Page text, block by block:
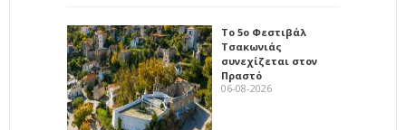
Το 5ο Φεστιβάλ
Τσακωνιάς
συνεχίζεται στον
Πραστό
06-08-2026